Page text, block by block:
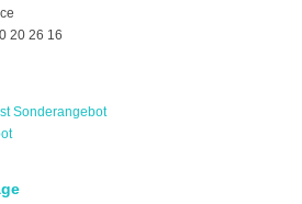
20 26 16
Sonderangebot